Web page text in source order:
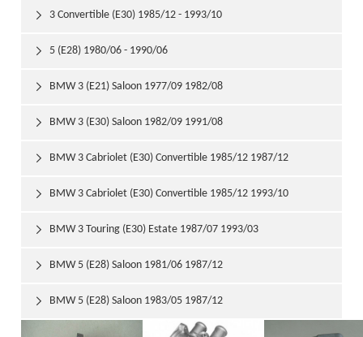
3 Convertible (E30) 1985/12 - 1993/10

5 (E28) 1980/06 - 1990/06

BMW 3 (E21) Saloon 1977/09 1982/08

BMW 3 (E30) Saloon 1982/09 1991/08

BMW 3 Cabriolet (E30) Convertible 1985/12 1987/12

BMW 3 Cabriolet (E30) Convertible 1985/12 1993/10

BMW 3 Touring (E30) Estate 1987/07 1993/03

BMW 5 (E28) Saloon 1981/06 1987/12

BMW 5 (E28) Saloon 1983/05 1987/12
